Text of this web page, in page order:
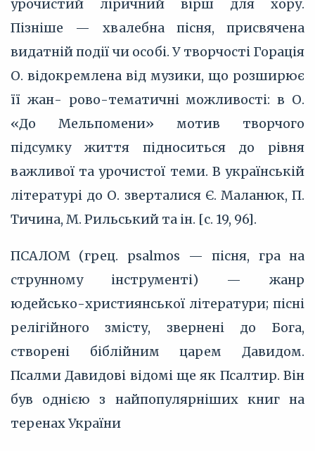
урочистий ліричний вірш для хору.
Пізніше — хвалебна пісня, присвячена
видатній події чи особі. У творчості Горація
О. відокремлена від музики, що розширює
її жан- рово-тематичні можливості: в О.
«До Мельпомени» мотив творчого
підсумку життя підноситься до рівня
важливої та урочистої теми. В українській
літературі до О. зверталися Є. Маланюк, П.
Тичина, М. Рильський та ін. [с. 19, 96].
ПСАЛОМ (грец. psalmos — пісня, гра на
струнному інструменті) — жанр
юдейсько-християнської літератури; пісні
релігійного змісту, звернені до Бога,
створені біблійним царем Давидом.
Псалми Давидові відомі ще як Псалтир. Він
був однією з найпопулярніших книг на
теренах України